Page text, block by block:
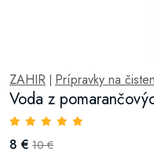
ZAHIR Prípravky na
Voda z
8 € 10 €